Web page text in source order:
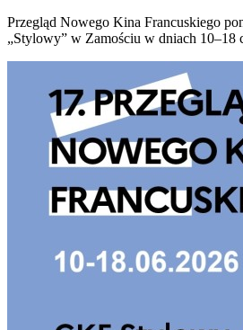
Przegląd Nowego Kina Francuskiego
„Stylowy” w Zamościu w dniach 10–18